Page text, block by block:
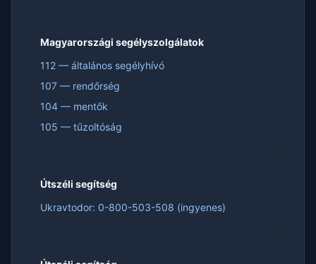
Magyarországi segélyszolgálatok
112 — általános segélyhívó
107 — rendőrség
104 — mentők
105 — tűzoltóság
Útszéli segítség
Ukravtodor: 0-800-503-508 (ingyenes)